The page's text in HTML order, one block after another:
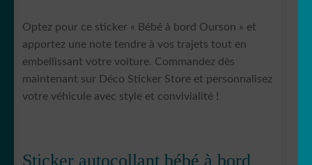
Optez pour ce sticker « Bébé à bord Ourson » et
apportez une note tendre à vos trajets tout en
embellissant votre voiture. Commandez dès
maintenant sur Déco Sticker Store et personnalisez
votre véhicule avec style et convivialité !
Sticker autocollant bébé à bord